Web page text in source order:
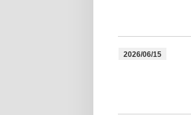
2026/06/15